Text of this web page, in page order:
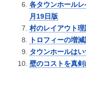
各タウンホール
月19日版
村のレイアウト理
トロフィーの増
タウンホールは
壁のコストを真